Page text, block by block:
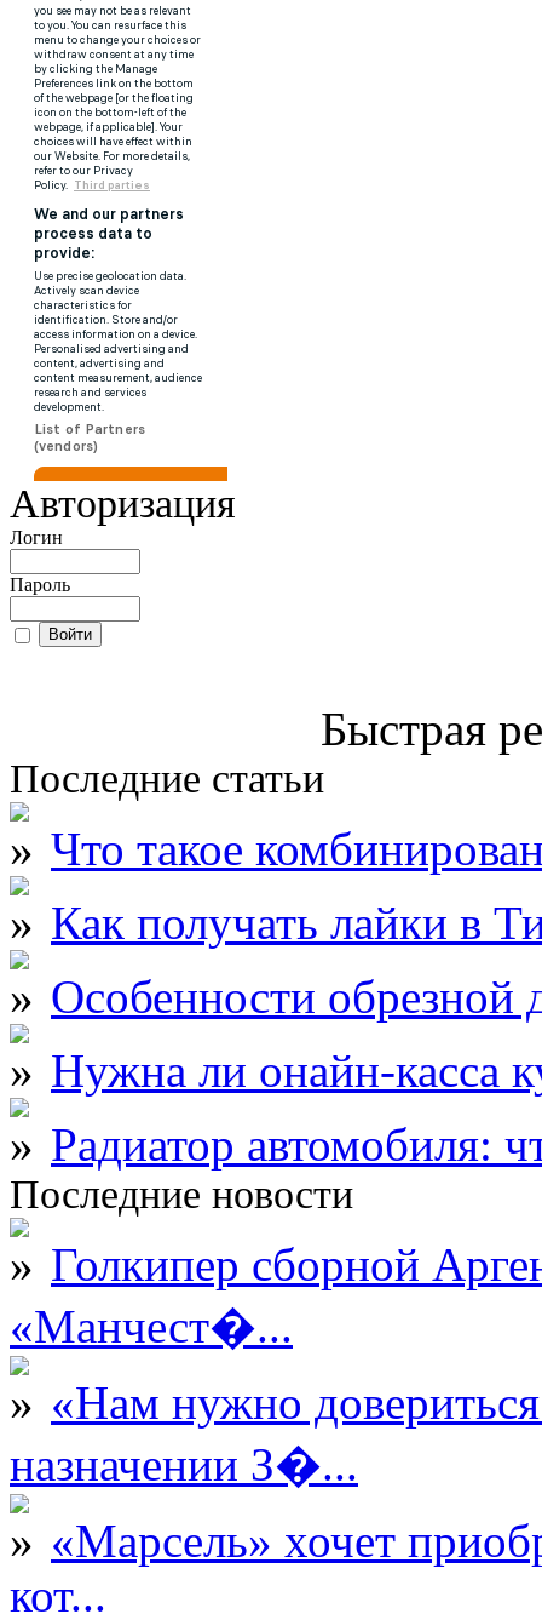
Авторизация
Логин
Пароль
Быстрая
Последние статьи
Что такое
Как получать лайки в
Особенности обрезной
Нужна ли онайн-касса
Радиатор автомобиля:
Последние новости
Голкипер сборной
«Манчест�...
«Нам нужно
назначении З�...
«Марсель» хочет
кот...